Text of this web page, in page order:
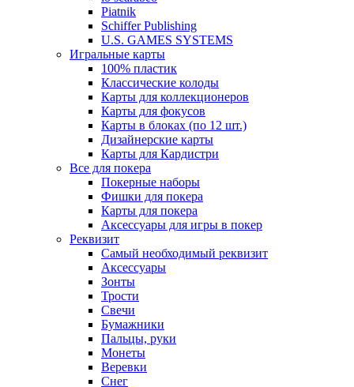
Piatnik
Schiffer Publishing
U.S. GAMES SYSTEMS
Игральные карты
100% пластик
Классические колоды
Карты для коллекционеров
Карты для фокусов
Карты в блоках (по 12 шт.)
Дизайнерские карты
Карты для Кардистри
Все для покера
Покерные наборы
Фишки для покера
Карты для покера
Аксессуары для игры в покер
Реквизит
Самый необходимый реквизит
Аксессуары
Зонты
Трости
Свечи
Бумажники
Пальцы, руки
Монеты
Веревки
Снег